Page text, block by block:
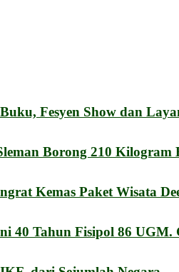
Fesyen Show dan
Borong 210 Kilogram
Kemas Paket Wisata
40 Tahun Fisipol 86 UGM.